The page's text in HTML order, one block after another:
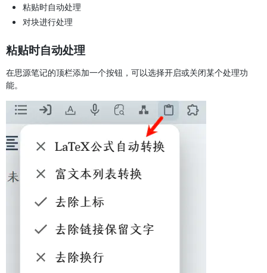
粘贴时自动处理
对块进行处理
粘贴时自动处理
在思源笔记的顶栏添加一个按钮，可以选择开启或关闭某个处理功
能。